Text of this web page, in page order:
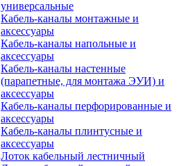
универсальные
Кабель-каналы монтажные и
аксессуары
Кабель-каналы напольные и
аксессуары
Кабель-каналы настенные
(парапетные, для монтажа ЭУИ) и
аксессуары
Кабель-каналы перфорированные и
аксессуары
Кабель-каналы плинтусные и
аксессуары
Лоток кабельный лестничный